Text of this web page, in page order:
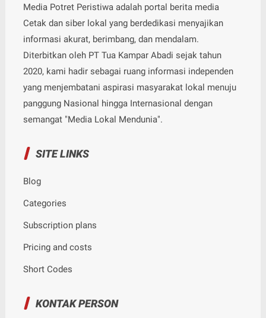
Media Potret Peristiwa adalah portal berita media
Cetak dan siber lokal yang berdedikasi menyajikan
informasi akurat, berimbang, dan mendalam.
Diterbitkan oleh PT Tua Kampar Abadi sejak tahun
2020, kami hadir sebagai ruang informasi independen
yang menjembatani aspirasi masyarakat lokal menuju
panggung Nasional hingga Internasional dengan
semangat "Media Lokal Mendunia".
SITE LINKS
Blog
Categories
Subscription plans
Pricing and costs
Short Codes
KONTAK PERSON